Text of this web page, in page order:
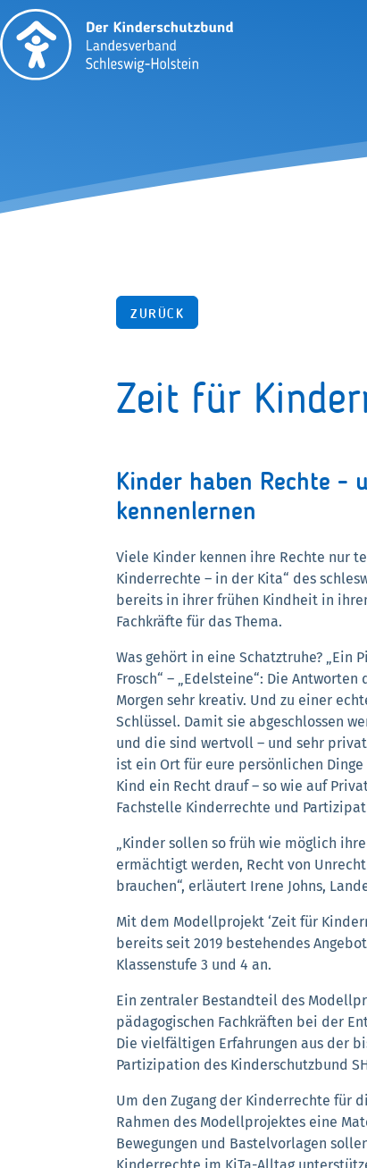
ZURÜCK
Zeit für
Kinder haben Rechte -
kennenlernen
Viele Kinder kennen ihre Rechte nur
Kinderrechte – in der Kita“ des
bereits in ihrer frühen Kindheit in
Fachkräfte für das Thema.
Was gehört in eine Schatztruhe? „Ein
Frosch“ – „Edelsteine“: Die
Morgen sehr kreativ. Und zu einer
Schlüssel. Damit sie abgeschlossen
und die sind wertvoll – und sehr
ist ein Ort für eure persönlichen
Kind ein Recht drauf – so wie auf
Fachstelle Kinderrechte und
„Kinder sollen so früh wie möglich
ermächtigt werden, Recht von
brauchen“, erläutert Irene Johns,
Mit dem Modellprojekt ‘Zeit für
bereits seit 2019 bestehendes
Klassenstufe 3 und 4 an.
Ein zentraler Bestandteil des
pädagogischen Fachkräften bei der
Die vielfältigen Erfahrungen aus der
Partizipation des Kinderschutzbund
Um den Zugang der Kinderrechte für
Rahmen des Modellprojektes eine
Bewegungen und Bastelvorlagen
Kinderrechte im KiTa-Alltag